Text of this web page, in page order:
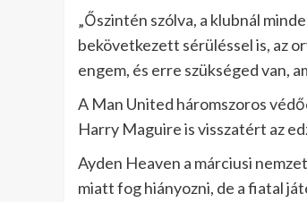
„Őszintén szólva, a klubnál
bekövetkezett sérüléssel is, az
engem, és erre szükséged van,
A Man United háromszoros
Harry Maguire is visszatért az
Ayden Heaven a márciusi
miatt fog hiányozni, de a fiatal